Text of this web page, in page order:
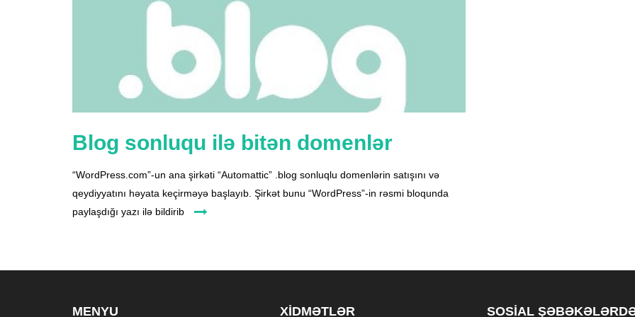
Blog sonluqu ilə bitən domenlər
“WordPress.com”-un ana şirkəti “Automattic” .blog sonluqlu domenlərin satışını və
qeydiyyatını həyata keçirməyə başlayıb. Şirkət bunu “WordPress”-in rəsmi bloqunda
paylaşdığı yazı ilə bildirib
MENYU XIDMƏTLƏR SOSIAL